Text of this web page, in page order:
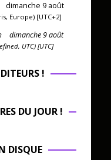
dimanche 9 août
Europe) [UTC+2]
dimanche 9 août
UTC) [UTC]
!
DU JOUR !
DISQUE